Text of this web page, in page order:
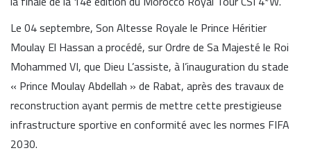
Le 04 septembre, Son Altesse Royale le Prince Héritier
Moulay El Hassan a procédé, sur Ordre de Sa Majesté le Roi
Mohammed VI, que Dieu L’assiste, à l’inauguration du stade
« Prince Moulay Abdellah » de Rabat, après des travaux de
reconstruction ayant permis de mettre cette prestigieuse
infrastructure sportive en conformité avec les normes FIFA
2030.